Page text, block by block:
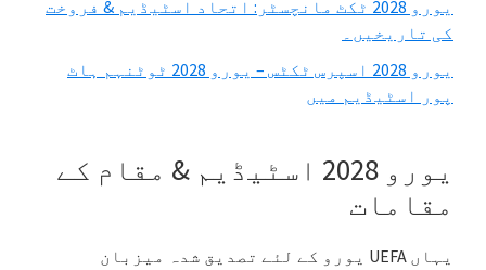
یورو 2028 ٹکٹ مانچسٹر: اتحاد اسٹیڈیم & فروخت
کی تاریخیں۔
یورو 2028 اسپرس ٹکٹس – یورو 2028 ٹوٹنہم ہاٹ
پور اسٹیڈیم میں
یورو 2028 اسٹیڈیم & مقام کے
مقامات
یہاں UEFA یورو کے لئے تصدیق شدہ میزبان